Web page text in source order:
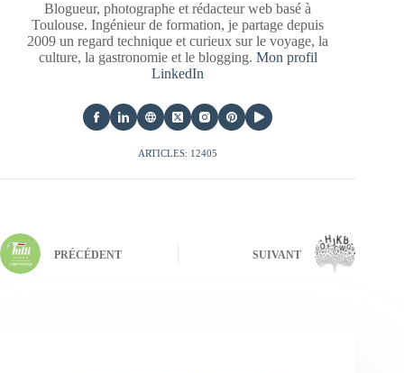
Blogueur, photographe et rédacteur web basé à
Toulouse. Ingénieur de formation, je partage depuis
2009 un regard technique et curieux sur le voyage, la
culture, la gastronomie et le blogging. Mon profil
LinkedIn
ARTICLES: 12405
PRÉCÉDENT SUIVANT